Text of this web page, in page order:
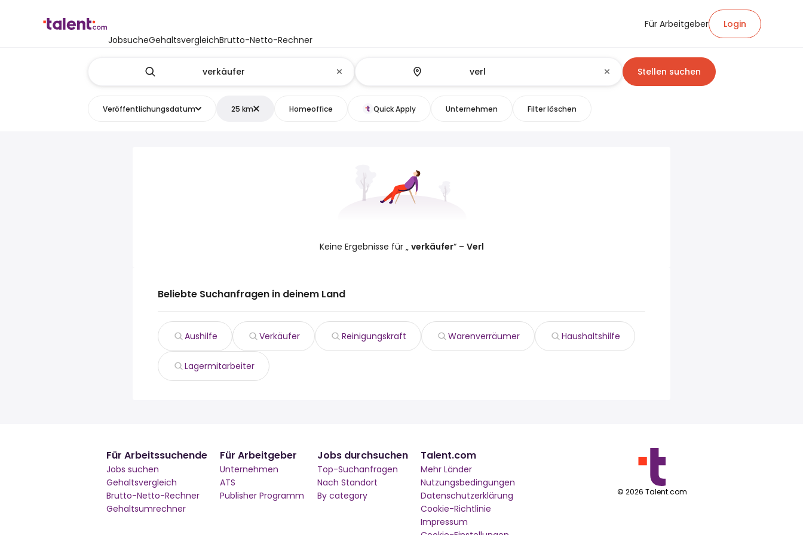
JobsucheGehaltsvergleichBrutto-Netto-Rechner
Für Arbeitgeber Login
Stellen suchen
Veröffentlichungsdatum 25 km Homeoffice Quick Apply Unternehmen Filter löschen
Keine Ergebnisse für „ verkäufer“ – Verl
Beliebte Suchanfragen in deinem Land
Aushilfe Verkäufer Reinigungskraft Warenverräumer Haushaltshilfe
Lagermitarbeiter
Für Arbeitssuchende
Jobs suchen
Gehaltsvergleich
Brutto-Netto-Rechner
Gehaltsumrechner
Für Arbeitgeber
Unternehmen
ATS
Publisher Programm
Jobs durchsuchen
Top-Suchanfragen
Nach Standort
By category
Talent.com
Mehr Länder
Nutzungsbedingungen
Datenschutzerklärung
Cookie-Richtlinie
Impressum
© 2026 Talent.com